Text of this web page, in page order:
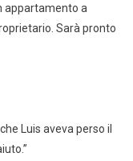
appartamento a
Sarà pronto
Luis aveva perso il